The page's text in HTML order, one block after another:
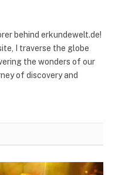
behind erkundewelt.de!
I traverse the globe
the wonders of our
of discovery and